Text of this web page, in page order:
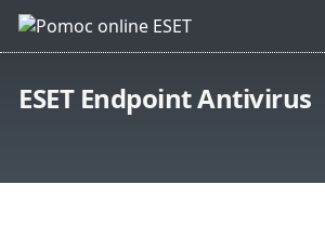
ESET Endpoint Antivirus